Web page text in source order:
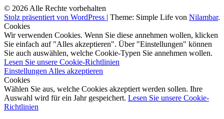
© 2026 Alle Rechte vorbehalten
Stolz präsentiert von WordPress | Theme: Simple Life von Nilambar.
Cookies
Wir verwenden Cookies. Wenn Sie diese annehmen wollen, klicken
Sie einfach auf "Alles akzeptieren". Über "Einstellungen" können
Sie auch auswählen, welche Cookie-Typen Sie annehmen wollen.
Lesen Sie unsere Cookie-Richtlinien
Einstellungen Alles akzeptieren
Cookies
Wählen Sie aus, welche Cookies akzeptiert werden sollen. Ihre
Auswahl wird für ein Jahr gespeichert. Lesen Sie unsere Cookie-
Richtlinien